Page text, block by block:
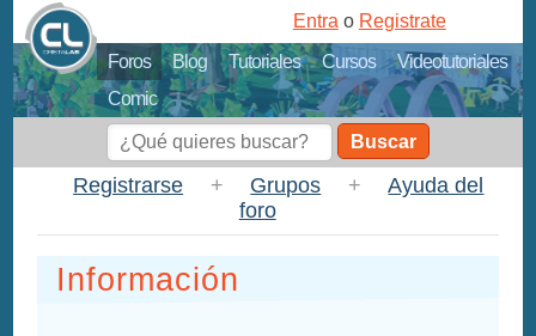
Foros Blog Tutoriales Cursos
Videotutoriales
Comic
Entra o Registrate
Buscar
Registrarse + Grupos +
Ayuda del
foro
Información